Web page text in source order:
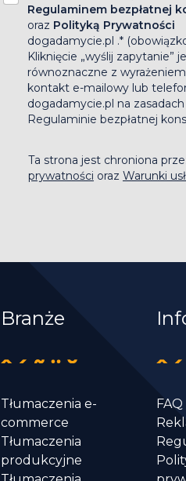
Regulaminem bezpłatnej
oraz Polityką Prywatności
dogadamycie.pl .*
Kliknięcie „wyślij zapytanie”
równoznaczne z
kontakt e-mailowy lub
dogadamycie.pl na
Regulaminie bezpłatnej
Ta strona jest chroniona
prywatności oraz Warunki
Branże
Tłumaczenia e-
commerce
Tłumaczenia
produkcyjne
FAQ